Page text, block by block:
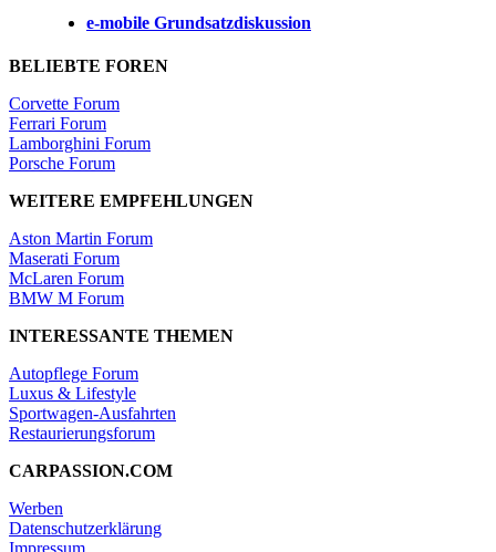
e-mobile Grundsatzdiskussion
BELIEBTE FOREN
Corvette Forum
Ferrari Forum
Lamborghini Forum
Porsche Forum
WEITERE EMPFEHLUNGEN
Aston Martin Forum
Maserati Forum
McLaren Forum
BMW M Forum
INTERESSANTE THEMEN
Autopflege Forum
Luxus & Lifestyle
Sportwagen-Ausfahrten
Restaurierungsforum
CARPASSION.COM
Werben
Datenschutzerklärung
Impressum